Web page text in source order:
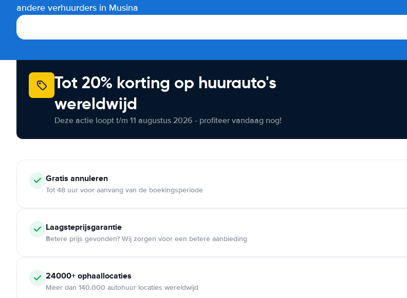
andere verhuurders in Musina
Tot 20% korting op huurauto's
wereldwijd
Deze actie loopt t/m 11 augustus 2026 - profiteer vandaag nog!
Gratis annuleren
Tot 48 uur voor aanvang van de boekingsperiode
Laagsteprijsgarantie
Betere prijs gevonden? Wij zorgen voor een betere aanbieding
24000+ ophaallocaties
Meer dan 140.000 autohuur locaties wereldwijd